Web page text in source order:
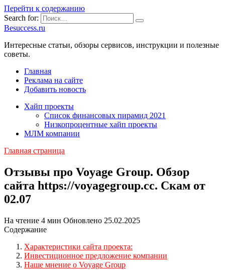
Перейти к содержанию
Search for:
Besuccess.ru
Интересные статьи, обзоры сервисов, инструкции и полезные
советы.
Главная
Реклама на сайте
Добавить новость
Хайп проекты
Список финансовых пирамид 2021
Низкопроцентные хайп проекты
МЛМ компании
Главная страница
Отзывы про Voyage Group. Обзор
сайта https://voyagegroup.cc. Скам от
02.07
На чтение 4 мин Обновлено 25.02.2025
Содержание
Характеристики сайта проекта:
Инвестиционное предложение компании
Наше мнение о Voyage Group